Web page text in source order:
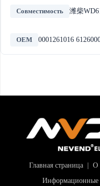
Совместимость 潍柴
OEM 0001261016
Главная страница О
Информационные